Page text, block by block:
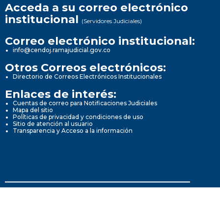
Acceda a su correo electrónico
institucional (Servidores Judiciales)
Correo electrónico institucional:
info@cendoj.ramajudicial.gov.co
Otros Correos electrónicos:
Directorio de Correos Electrónicos Institucionales
Enlaces de interés:
Cuentas de correo para Notificaciones Judiciales
Mapa del sitio
Políticas de privacidad y condiciones de uso
Sitio de atención al usuario
Transparencia y Acceso a la información